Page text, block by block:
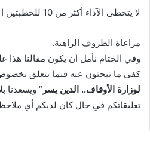
لا يتخطى الآداء أكثر من 10 للخطبتين الأولى والثانية.
مراعاة الظروف الراهنة.
وفي الختام نأمل أن يكون مقالنا هذا
كفى ما تبحثون عنه فيما يتعلق
لوزارة الأوقاف.. الدين يسر ” ويسعدنا
تعليقاتكم في حال كان لديكم أي